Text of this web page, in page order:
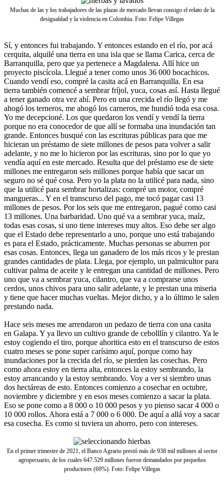
Muchas de las y los trabajadores de las plazas de mercado llevan consigo el relato de la
desigualdad y la violencia en Colombia. Foto: Felipe Villegas
Sí, y entonces fui trabajando. Y entonces estando en el río, por acá
cerquita, alquilé una tierra en una isla que se llama Carica, cerca de
Barranquilla, pero que ya pertenece a Magdalena. Allí hice un
proyecto piscícola. Llegué a tener como unos 36 000 bocachicos.
Cuando vendí eso, compré la casita acá en Barranquilla. En esa
tierra también comencé a sembrar fríjol, yuca, cosas así. Hasta llegué
a tener ganado otra vez ahí. Pero en una crecida el río llegó y me
ahogó los terneros, me ahogó los carneros, me hundió toda esa cosa.
Yo me decepcioné. Los que quedaron los vendí y vendí la tierra
porque no era conocedor de que allí se formaba una inundación tan
grande. Entonces busqué con las escrituras públicas para que me
hicieran un préstamo de siete millones de pesos para volver a salir
adelante, y no me lo hicieron por las escrituras, sino por lo que yo
vendía aquí en este mercado. Resulta que del préstamo ese de siete
millones me entregaron seis millones porque había que sacar un
seguro no sé qué cosa. Pero yo la plata no la utilicé para nada, sino
que la utilicé para sembrar hortalizas: compré un motor, compré
mangueras... Y en el transcurso del pago, me tocó pagar casi 13
millones de pesos. Por los seis que me entregaron, pagué como casi
13 millones. Una barbaridad. Uno qué va a sembrar yuca, maíz,
todas esas cosas, si uno tiene intereses muy altos. Eso debe ser algo
que el Estado debe representarlo a uno, porque uno está trabajando
es para el Estado, prácticamente. Muchas personas se aburren por
esas cosas. Entonces, llega un ganadero de los más ricos y le prestan
grandes cantidades de plata. Llega, por ejemplo, un palmicultor para
cultivar palma de aceite y le entregan una cantidad de millones. Pero
uno que va a sembrar yuca, cilantro, que va a comprarse unos
cerdos, unos chivos para uno salir adelante, y le prestan una miseria
y tiene que hacer muchas vueltas. Mejor dicho, y a lo último le salen
prestando nada.
Hace seis meses me arrendaron un pedazo de tierra con una casita
en Galapa. Y ya llevo un cultivo grande de cebolllín y cilantro. Ya le
estoy cogiendo el tiro, porque ahoritica esto en el transcurso de estos
cuatro meses se pone super carísimo aquí, porque como hay
inundaciones por la crecida del río, se pierden las cosechas. Pero
como ahora estoy en tierra alta, entonces la estoy sembrando, la
estoy arrancando y la estoy sembrando. Voy a ver si siembro unas
dos hectáreas de esto. Entonces comienzo a cosechar en octubre,
noviembre y diciembre y en esos meses comienzo a sacar la plata.
Eso se pone como a 8 000 o 10 000 pesos y yo pienso sacar 4 000 o
10 000 rollos. Ahora está a 7 000 o 6 000. De aquí a allá voy a sacar
esa cosecha. Es como si tuviera un ahorro, pero con intereses.
En el primer trimestre de 2021, el Banco Agrario prestó más de 938 mil millones al sector
agropecuario, de los cuales 647.529 millones fueron demandados por pequeños
productores (69%). Foto: Felipe Villegas